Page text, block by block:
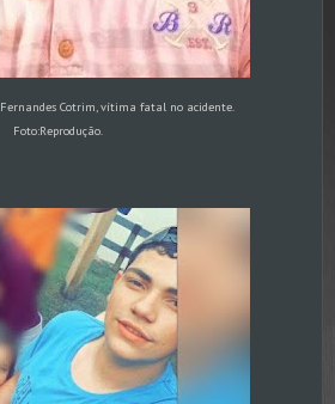
Cotrim, vítima fatal no acidente.
Foto:Reprodução.